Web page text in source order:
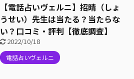
【電話占いヴェルニ】招晴（しょ
うせい）先生は当たる？当たらな
い？口コミ・評判【徹底調査】
2022/10/18
電話占いヴェルニ